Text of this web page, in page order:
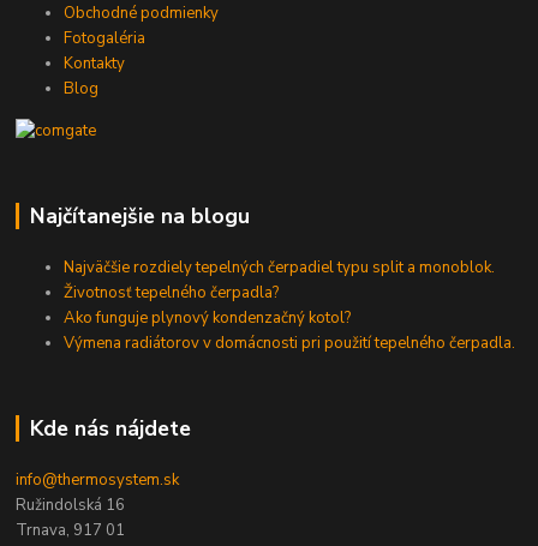
Obchodné podmienky
Fotogaléria
Kontakty
Blog
Najčítanejšie na blogu
Najväčšie rozdiely tepelných čerpadiel typu split a monoblok.
Životnosť tepelného čerpadla?
Ako funguje plynový kondenzačný kotol?
Výmena radiátorov v domácnosti pri použití tepelného čerpadla.
Kde nás nájdete
info@thermosystem.sk
Ružindolská 16
Trnava, 917 01